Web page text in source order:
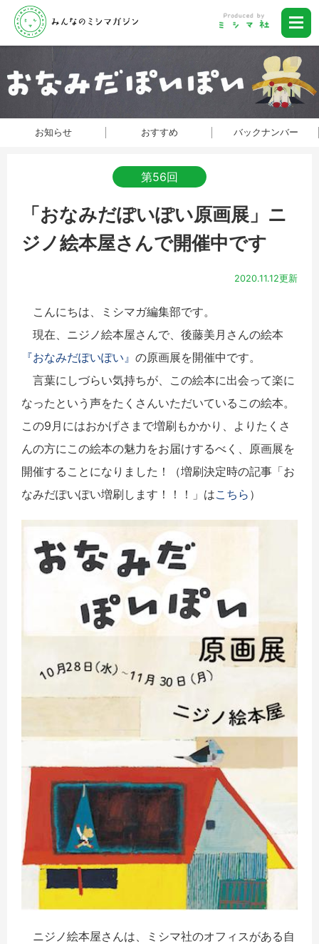
お知らせ おすすめ バックナンバー
第56回
「おなみだぽいぽい原画展」ニ
ジノ絵本屋さんで開催中です
2020.11.12更新
こんにちは、ミシマガ編集部です。
現在、ニジノ絵本屋さんで、後藤美月さんの絵本
『おなみだぽいぽい』 の原画展を開催中です。
言葉にしづらい気持ちが、この絵本に出会って楽に
なったという声をたくさんいただいているこの絵本。
この9月にはおかげさまで増刷もかかり、よりたくさ
んの方にこの絵本の魅力をお届けするべく、原画展を
開催することになりました！（増刷決定時の記事「お
なみだぽいぽい増刷します！！！」はこちら ）
ニジノ絵本屋さんは、ミシマ社のオフィスがある自